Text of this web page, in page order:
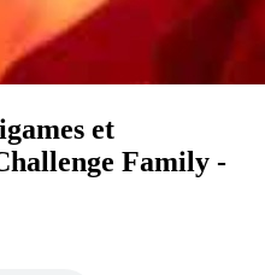
et
Family -